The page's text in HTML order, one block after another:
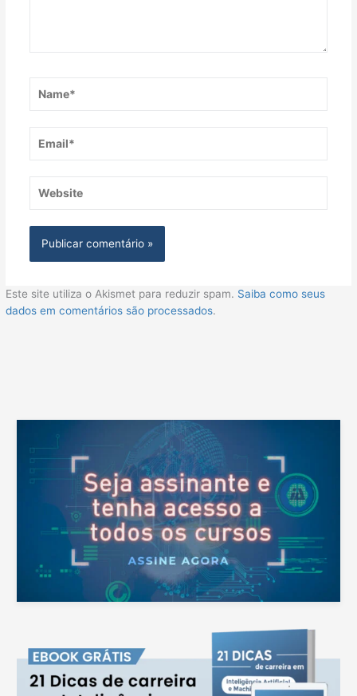
Este site utiliza o Akismet para reduzir spam. Saiba como seus
dados em comentários são processados.